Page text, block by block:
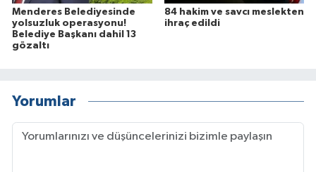
Menderes Belediyesinde
yolsuzluk operasyonu!
Belediye Başkanı dahil 13
gözaltı
84 hakim ve savcı meslekten
ihraç edildi
Yorumlar